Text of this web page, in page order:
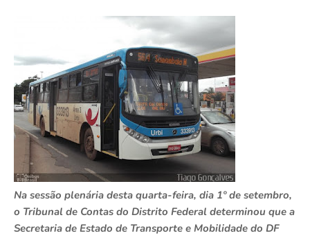
Na sessão plenária desta quarta-feira, dia 1º de setembro,
o Tribunal de Contas do Distrito Federal determinou que a
Secretaria de Estado de Transporte e Mobilidade do DF